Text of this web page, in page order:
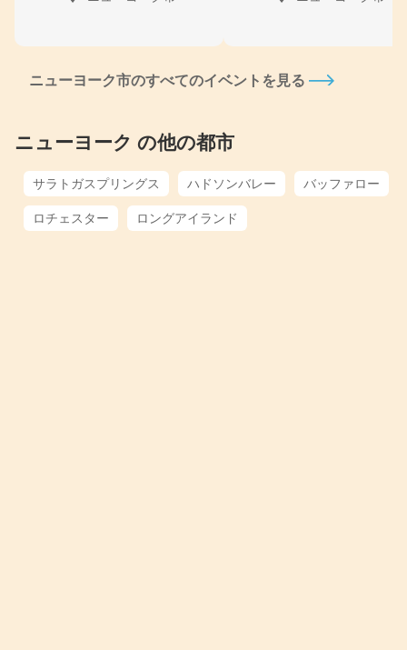
ニューヨーク市のすべてのイベントを見る
ニューヨーク の他の都市
サラトガスプリングス ハドソンバレー
バッファロー
ロチェスター
ロングアイランド